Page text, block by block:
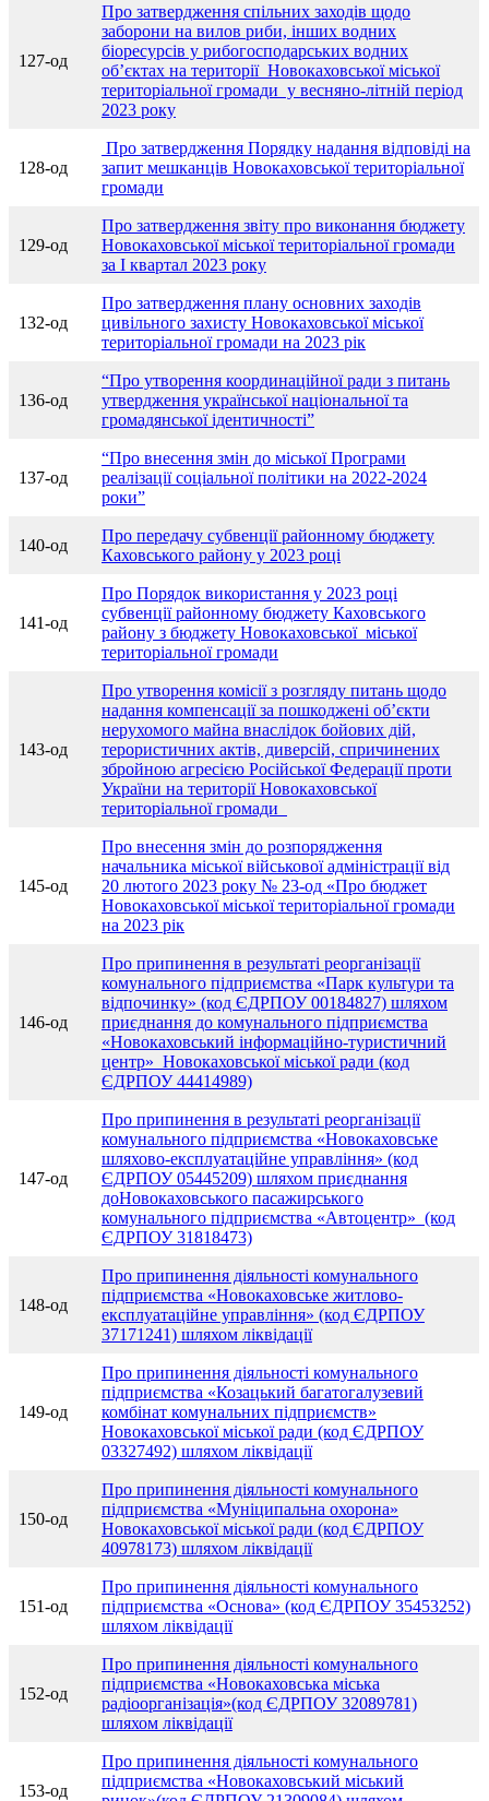
127-од
Про затвердження спільних заходів щодо
заборони на вилов риби, інших водних
біоресурсів у рибогосподарських водних
об’єктах на території Новокаховської міської
територіальної громади у весняно-літній період
2023 року
128-од
Про затвердження Порядку надання відповіді на
запит мешканців Новокаховської територіальної
громади
129-од
Про затвердження звіту про виконання бюджету
Новокаховської міської територіальної громади
за І квартал 2023 року
132-од
Про затвердження плану основних заходів
цивільного захисту Новокаховської міської
територіальної громади на 2023 рік
136-од
“Про утворення координаційної ради з питань
утвердження української національної та
громадянської ідентичності”
137-од
“Про внесення змін до міської Програми
реалізації соціальної політики на 2022-2024
роки”
140-од
Про передачу субвенції районному бюджету
Каховського району у 2023 році
141-од
Про Порядок використання у 2023 році
субвенції районному бюджету Каховського
району з бюджету Новокаховської міської
територіальної громади
143-од
Про утворення комісії з розгляду питань щодо
надання компенсації за пошкоджені об’єкти
нерухомого майна внаслідок бойових дій,
терористичних актів, диверсій, спричинених
збройною агресією Російської Федерації проти
України на території Новокаховської
територіальної громади
145-од
Про внесення змін до розпорядження
начальника міської військової адміністрації від
20 лютого 2023 року № 23-од «Про бюджет
Новокаховської міської територіальної громади
на 2023 рік
146-од
Про припинення в результаті реорганізації
комунального підприємства «Парк культури та
відпочинку» (код ЄДРПОУ 00184827) шляхом
приєднання до комунального підприємства
«Новокаховський інформаційно-туристичний
центр» Новокаховської міської ради (код
ЄДРПОУ 44414989)
147-од
Про припинення в результаті реорганізації
комунального підприємства «Новокаховське
шляхово-експлуатаційне управління» (код
ЄДРПОУ 05445209) шляхом приєднання
доНовокаховського пасажирського
комунального підприємства «Автоцентр» (код
ЄДРПОУ 31818473)
148-од
Про припинення діяльності комунального
підприємства «Новокаховське житлово-
експлуатаційне управління» (код ЄДРПОУ
37171241) шляхом ліквідації
149-од
Про припинення діяльності комунального
підприємства «Козацький багатогалузевий
комбінат комунальних підприємств»
Новокаховської міської ради (код ЄДРПОУ
03327492) шляхом ліквідації
150-од
Про припинення діяльності комунального
підприємства «Муніципальна охорона»
Новокаховської міської ради (код ЄДРПОУ
40978173) шляхом ліквідації
151-од
Про припинення діяльності комунального
підприємства «Основа» (код ЄДРПОУ 35453252)
шляхом ліквідації
152-од
Про припинення діяльності комунального
підприємства «Новокаховська міська
радіоорганізація»(код ЄДРПОУ 32089781)
шляхом ліквідації
153-од
Про припинення діяльності комунального
підприємства «Новокаховський міський